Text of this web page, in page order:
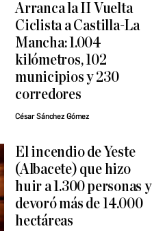
Arranca la II Vuelta
Ciclista a Castilla-La
Mancha: 1.004
kilómetros, 102
municipios y 230
corredores
César Sánchez Gómez
El incendio de Yeste
(Albacete) que hizo
huir a 1.300 personas y
devoró más de 14.000
hectáreas